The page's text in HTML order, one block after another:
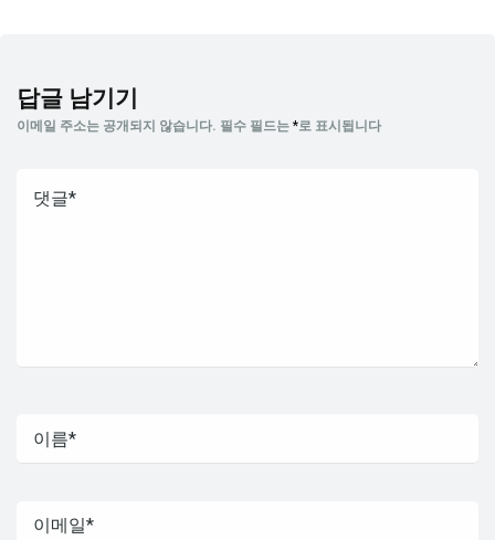
답글 남기기
이메일 주소는 공개되지 않습니다. 필수 필드는 *로 표시됩니다